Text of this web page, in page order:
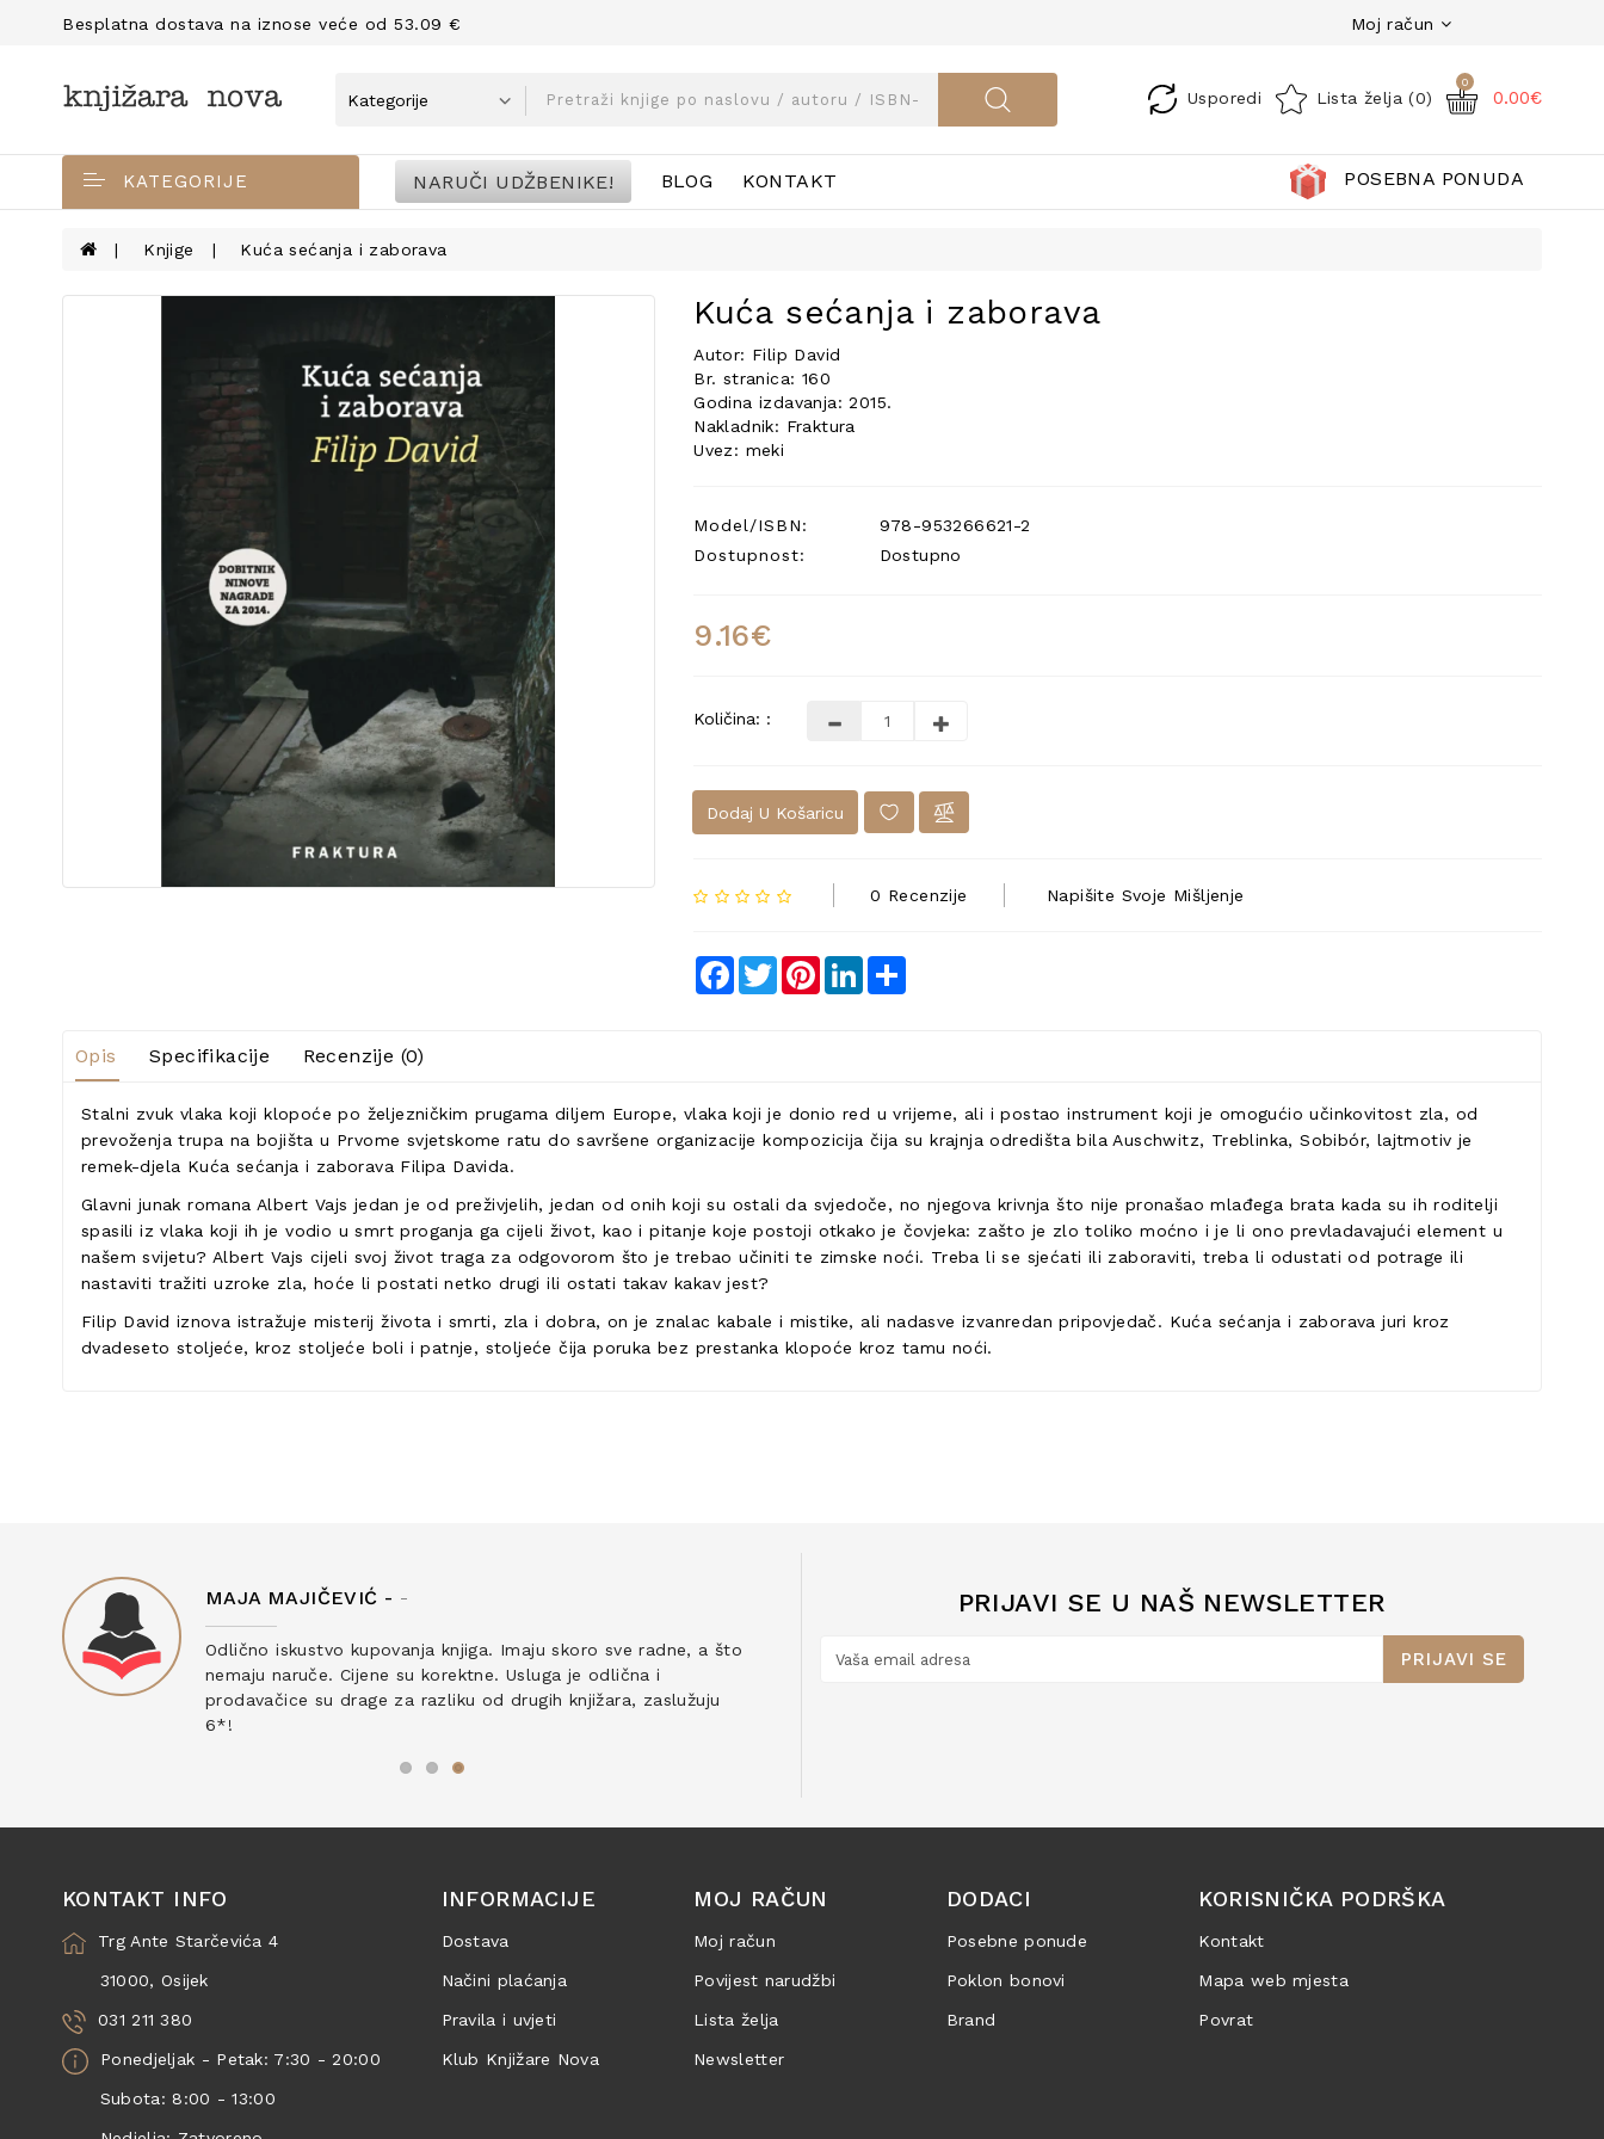
Besplatna dostava na iznose veće od 53.09 € Moj račun
Usporedi Lista želja (0)
0
0.00€
KATEGORIJE NARUČI UDŽBENIKE! BLOG KONTAKT POSEBNA PONUDA
Knjige Kuća sećanja i zaborava
Kuća sećanja i zaborava
Autor: Filip David
Br. stranica: 160
Godina izdavanja: 2015.
Nakladnik: Fraktura
Uvez: meki
Model/ISBN:
978-953266621-2
Dostupnost:
Dostupno
9.16€
Količina: :
Dodaj U Košaricu
0 Recenzije Napišite Svoje Mišljenje
Facebook
TwitterPinterestLinkedIn
Opis Specifikacije Recenzije (0)
Stalni zvuk vlaka koji klopoće po željezničkim prugama diljem Europe, vlaka koji je donio red u vrijeme, ali i postao instrument koji je omogućio učinkovitost zla, od
prevoženja trupa na bojišta u Prvome svjetskome ratu do savršene organizacije kompozicija čija su krajnja odredišta bila Auschwitz, Treblinka, Sobibór, lajtmotiv je
remek-djela Kuća sećanja i zaborava Filipa Davida.
Glavni junak romana Albert Vajs jedan je od preživjelih, jedan od onih koji su ostali da svjedoče, no njegova krivnja što nije pronašao mlađega brata kada su ih roditelji
spasili iz vlaka koji ih je vodio u smrt proganja ga cijeli život, kao i pitanje koje postoji otkako je čovjeka: zašto je zlo toliko moćno i je li ono prevladavajući element u
našem svijetu? Albert Vajs cijeli svoj život traga za odgovorom što je trebao učiniti te zimske noći. Treba li se sjećati ili zaboraviti, treba li odustati od potrage ili
nastaviti tražiti uzroke zla, hoće li postati netko drugi ili ostati takav kakav jest?
Filip David iznova istražuje misterij života i smrti, zla i dobra, on je znalac kabale i mistike, ali nadasve izvanredan pripovjedač. Kuća sećanja i zaborava juri kroz
dvadeseto stoljeće, kroz stoljeće boli i patnje, stoljeće čija poruka bez prestanka klopoće kroz tamu noći.
MAJA MAJIČEVIĆ - -
Odlično iskustvo kupovanja knjiga. Imaju skoro sve radne, a što
nemaju naruče. Cijene su korektne. Usluga je odlična i
prodavačice su drage za razliku od drugih knjižara, zaslužuju
6*!
PRIJAVI SE U NAŠ NEWSLETTER
PRIJAVI SE
KONTAKT INFO
Trg Ante Starčevića 4
31000, Osijek
031 211 380
Ponedjeljak - Petak: 7:30 - 20:00
Subota: 8:00 - 13:00
INFORMACIJE
Dostava
Načini plaćanja
Pravila i uvjeti
Klub Knjižare Nova
MOJ RAČUN
Moj račun
Povijest narudžbi
Lista želja
Newsletter
DODACI
Posebne ponude
Poklon bonovi
Brand
KORISNIČKA PODRŠKA
Kontakt
Mapa web mjesta
Povrat